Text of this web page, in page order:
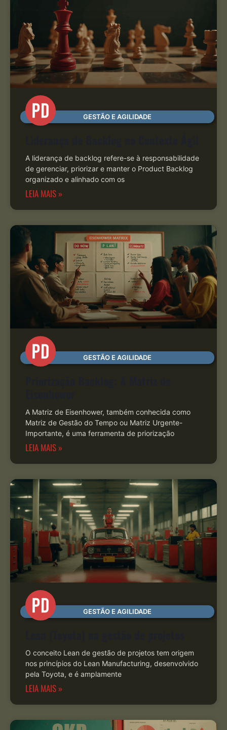
GESTÃO E AGILIDADE
A liderança de backlog refere-se à responsabilidade
de gerenciar, priorizar e manter o Product Backlog
organizado e alinhado com os
LEIA MAIS »
GESTÃO E AGILIDADE
A Matriz de Eisenhower, também conhecida como
Matriz de Gestão do Tempo ou Matriz Urgente-
Importante, é uma ferramenta de priorização
LEIA MAIS »
GESTÃO E AGILIDADE
O conceito Lean de gestão de projetos tem origem
nos princípios do Lean Manufacturing, desenvolvido
pela Toyota, e é amplamente
LEIA MAIS »